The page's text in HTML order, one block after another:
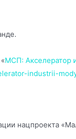
МСП: Акселератор
industrii-
нацпроекта